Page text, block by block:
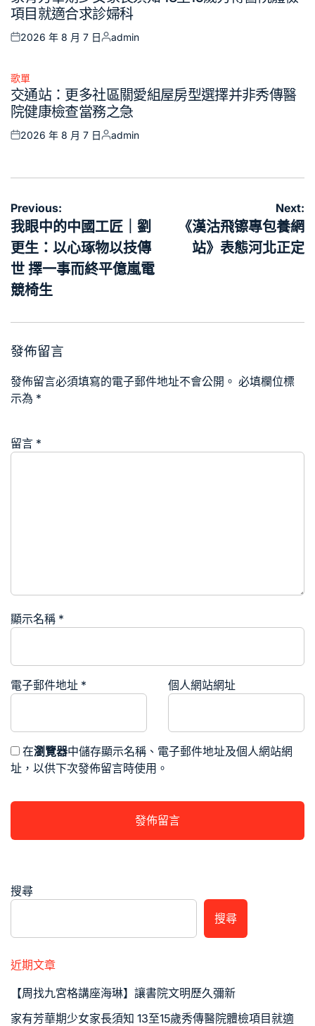
項目就適合求診婦科
Posted
2026 年 8 月 7 日
Posted
admin
Posted
in
歌單
交通站：更多社區關愛組屋房型選擇并非秀傳醫
院健康檢查當務之急
Posted
2026 年 8 月 7 日
Posted
admin
文
章
導
覽
Previous:
我眼中的中國工匠｜劉
更生：以心琢物以技傳
世 擇一事而終平億嵐電
競椅生
Next:
《漢沽飛镲專包養網
站》表態河北正定
發佈留言
發佈留言必須填寫的電子郵件地址不會公開。 必填欄位標
示為 *
留言 *
顯示名稱 *
電子郵件地址 * 個人網站網址
在瀏覽器中儲存顯示名稱、電子郵件地址及個人網站網
址，以供下次發佈留言時使用。
搜尋
搜尋
近期文章
【周找九宮格講座海琳】讓書院文明歷久彌新
家有芳華期少女家長須知 13至15歲秀傳醫院體檢項目就適